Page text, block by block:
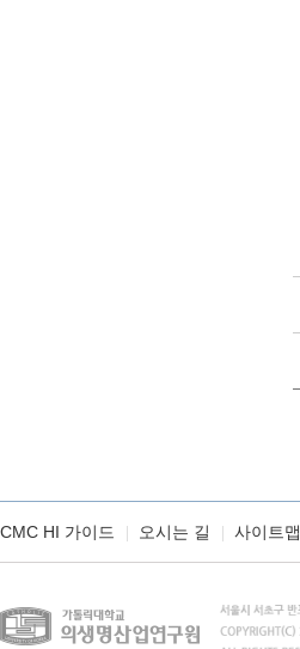
CMC HI 가이드 오시는 길 사이트맵